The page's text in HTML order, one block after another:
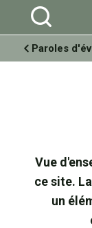
Aller
personnels
Paroles
Vue
ce site.
un